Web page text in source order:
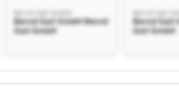
Bernd Gail GmbH
Bernd Gail GmbH Bernd
Gail GmbH
Bernd Gail
Bernd Gail
Gail GmbH